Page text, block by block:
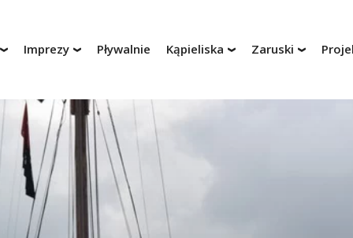
Imprezy Pływalnie Kąpieliska Zaruski